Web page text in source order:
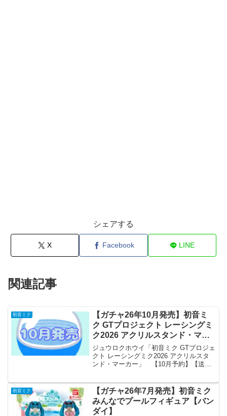
シェアする
X Facebook LINE
関連記事
初音ミク
【ガチャ26年10月発売】初音ミ
ク GTプロジェクト レーシングミ
ク2026 アクリルスタンド・マー
カー【ジュウロクホウイ】
ジュウロクホウイ「初音ミク GTプロジェ
クト レーシングミク2026 アクリルスタ
ンド・マーカー」 【10月予約】【送料
全6種 コンプリート 「初音ミク G...
初音ミク
【ガチャ26年7月発売】初音ミク
みんなでプールフィギュア【バン
ダイ】